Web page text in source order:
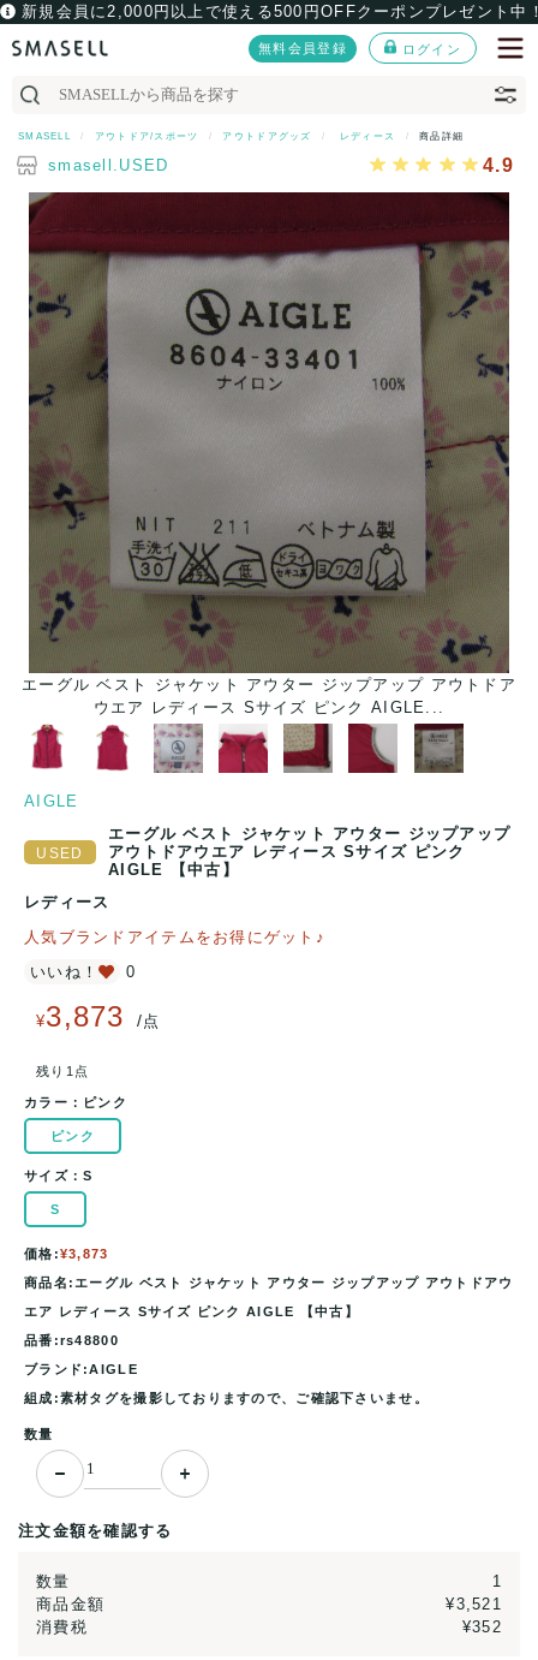
新規会員に2,000円以上で使える500円OFFクーポンプレゼント中
無料会員登録 ログイン
SMASELL アウトドア/スポーツ アウトドアグッズ レディース 商品詳細
smasell.USED 4.9
エーグル ベスト ジャケット アウター ジップアップ アウトドア
ウエア レディース Sサイズ ピンク AIGLE...
AIGLE
エーグル ベスト ジャケット アウター ジップアップ
アウトドアウエア レディース Sサイズ ピンク
AIGLE 【中古】
レディース
人気ブランドアイテムをお得にゲット♪
いいね！
0
¥3,873 /点
残り1点
カラー： ピンク
ピンク
サイズ：S
S
価格:¥3,873
商品名:エーグル ベスト ジャケット アウター ジップアップ アウトドアウ
エア レディース Sサイズ ピンク AIGLE 【中古】
品番:rs48800
ブランド:AIGLE
組成:素材タグを撮影しておりますので、ご確認下さいませ。
数量
注文金額を確認する
数量
1
商品金額
¥3,521
消費税
¥352